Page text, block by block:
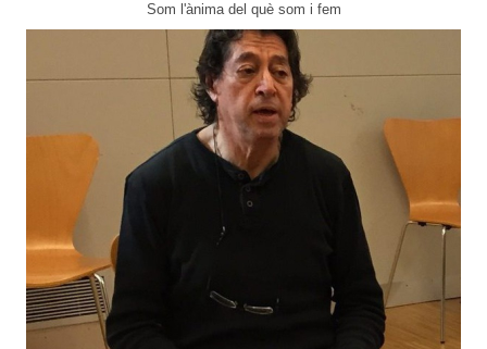
Som l'ànima del què som i fem